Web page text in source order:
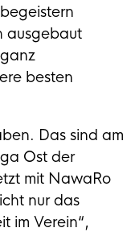
ausgebaut
besten
Das sind am
Ost der
mit NawaRo
nur das
im Verein“,